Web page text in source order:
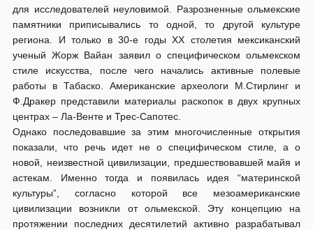
для исследователей неуловимой. Разрозненные ольмекские
памятники приписывались то одной, то другой культуре
региона. И только в 30-е годы ХХ столетия мексиканский
ученый Жорж Вайан заявил о специфическом ольмекском
стиле искусства, после чего начались активные полевые
работы в Табаско. Американские археологи М.Стирлинг и
Ф.Дракер представили материалы раскопок в двух крупных
центрах – Ла-Венте и Трес-Сапотес.
Однако последовавшие за этим многочисленные открытия
показали, что речь идет не о специфическом стиле, а о
новой, неизвестной цивилизации, предшествовавшей майя и
астекам. Именно тогда и появилась идея “материнской
культуры”, согласно которой все мезоамериканские
цивилизации возникли от ольмекской. Эту концепцию на
протяжении последних десятилетий активно разрабатывал